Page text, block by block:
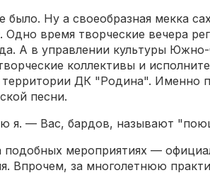
было. Ну а своеобразная мекка
время творческие вечера
А в управлении культуры
коллективы и
ДК "Родина". Именно
песни.
я. — Вас, бардов, называют
мероприятиях —
Впрочем, за многолетнюю